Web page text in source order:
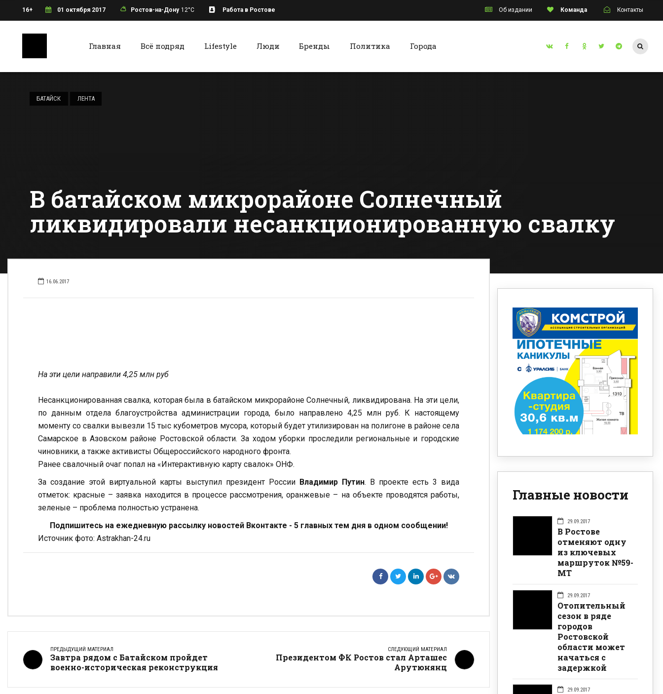
16+ 01 октября 2017 Ростов-на-Дону 12°C Работа в Ростове Об издании Команда Контакты
Главная Всё подряд Lifestyle Люди Бренды Политика Города
Ворошиловский
БАТАЙСК ЛЕНТА
В батайском микрорайоне Солнечный
ликвидировали несанкционированную свалку
16.06.2017
На эти цели направили 4,25 млн руб
Несанкционированная свалка, которая была в батайском микрорайоне Солнечный, ликвидирована. На эти цели,
по данным отдела благоустройства администрации города, было направлено 4,25 млн руб. К настоящему
моменту со свалки вывезли 15 тыс кубометров мусора, который будет утилизирован на полигоне в районе села
Самарское в Азовском районе Ростовской области. За ходом уборки проследили региональные и городские
чиновники, а также активисты Общероссийского народного фронта.
Ранее свалочный очаг попал на «Интерактивную карту свалок» ОНФ.
За создание этой виртуальной карты выступил президент России Владимир Путин. В проекте есть 3 вида
отметок: красные – заявка находится в процессе рассмотрения, оранжевые – на объекте проводятся работы,
зеленые – проблема полностью устранена.
Подпишитесь на ежедневную рассылку новостей Вконтакте - 5 главных тем дня в одном сообщении!
Источник фото: Astrakhan-24.ru
ПРЕДЫДУЩИЙ МАТЕРИАЛ
Завтра рядом с Батайском пройдет
военно-историческая реконструкция
СЛЕДУЮЩИЙ МАТЕРИАЛ
Президентом ФК Ростов стал Арташес
Арутюнянц
Главные новости
29.09.2017
В Ростове
отменяют одну
из ключевых
маршруток №59-
МТ
29.09.2017
Отопительный
сезон в ряде
городов
Ростовской
области может
начаться с
задержкой
29.09.2017